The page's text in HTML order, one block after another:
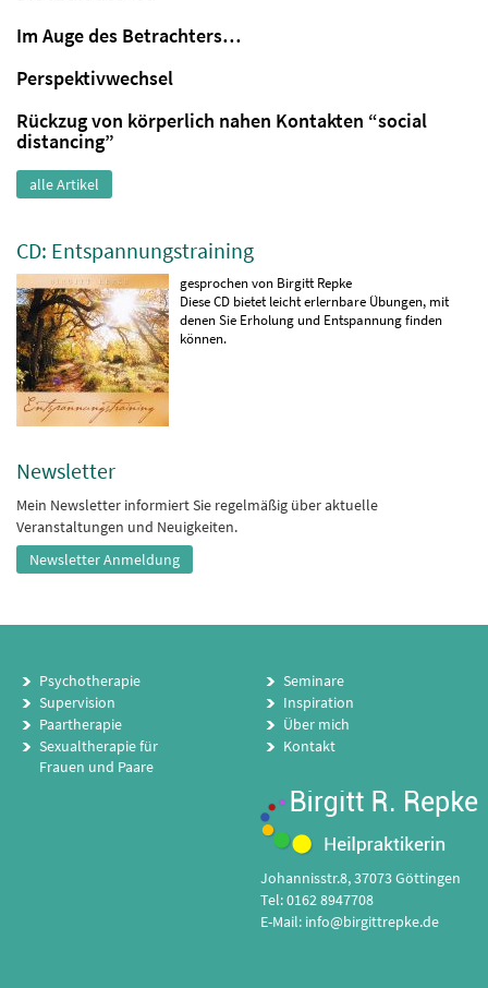
Im Auge des Betrachters…
Perspektivwechsel
Rückzug von körperlich nahen Kontakten “social
distancing”
alle Artikel
CD: Entspannungstraining
gesprochen von Birgitt Repke
Diese CD bietet leicht erlernbare Übungen, mit
denen Sie Erholung und Entspannung finden
können.
Newsletter
Mein Newsletter informiert Sie regelmäßig über aktuelle
Veranstaltungen und Neuigkeiten.
Newsletter Anmeldung
Psychotherapie
Supervision
Paartherapie
Sexualtherapie für
Frauen und Paare
Seminare
Inspiration
Über mich
Kontakt
Johannisstr.8, 37073 Göttingen
Tel: 0162 8947708
E-Mail: info@birgittrepke.de